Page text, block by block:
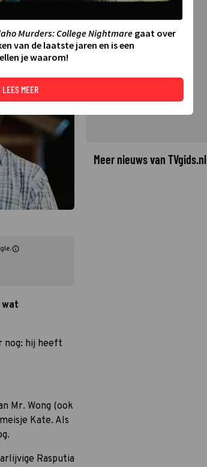
©
nog: hij heeft
Mr. Wong (ook
Kate. Als
Rasputia
Meer nieuws van TVgids.nl
Murders: College Nightmaregaat over
van de laatste jaren en is een
je waarom!
LEES MEER